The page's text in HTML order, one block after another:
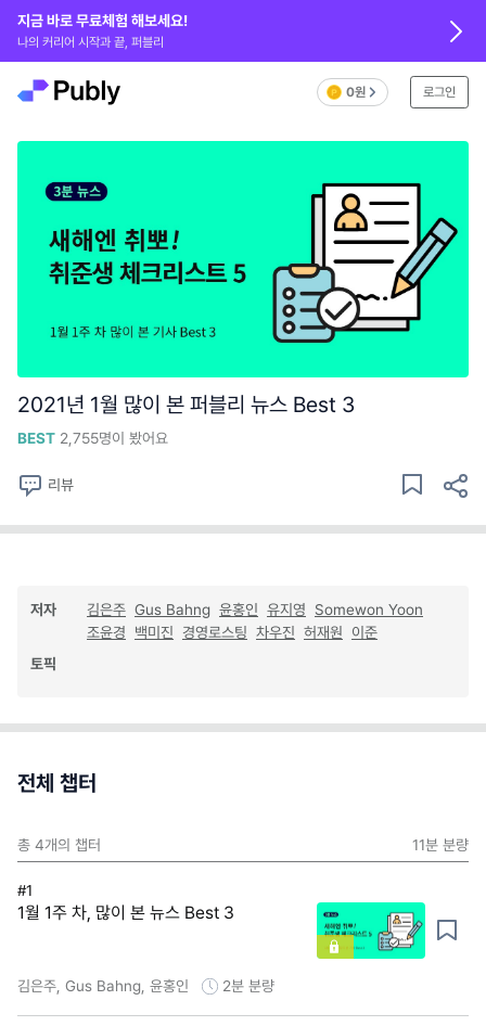
0원 로그인
지금 바로 무료체험 해보세요!
나의 커리어 시작과 끝, 퍼블리
2021년 1월 많이 본 퍼블리 뉴스 Best 3
BEST 2,755명이 봤어요
리뷰
저자 김은주 Gus Bahng 윤홍인 유지영 Somewon Yoon
조윤경
백미진 경영로스팅 차우진 허재원
이준
토픽
전체 챕터
총 4개의 챕터 11분 분량
#1
1월 1주 차, 많이 본 뉴스 Best 3
김은주, Gus Bahng, 윤홍인 2분 분량